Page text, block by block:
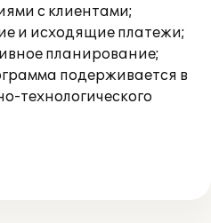
с клиентами;
и исходящие платежи;
планирование;
подерживается в
технологического